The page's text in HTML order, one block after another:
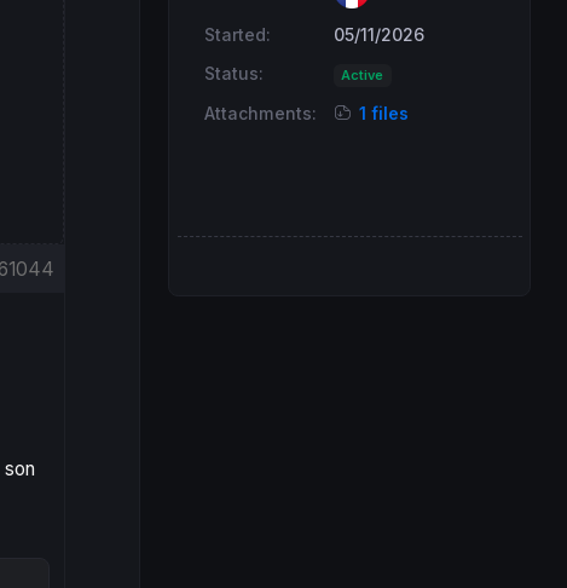
Started:
05/11/2026
Status:
Active
Attachments: 1 files